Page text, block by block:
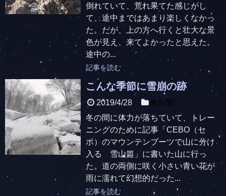
倒れていて、荒れ果てた感じがし
て、途中まではあまり楽しくなかっ
た。だが、上の方へ行くと壮大な景
色が見え、来てよかったと思えた。
途中の...
記事を読む
こんな季節に雪崩の跡
2019/4/28
未分類
冬の間に体力が落ちていて、トレー
ニングのために記事「CEBO（セ
ボ）のマウンテンブーツで山に分け
入る 雪山篇」に書いた山に行っ
た。道の両側に咲く小さい青い花が
雨に濡れて幻想的だった...
記事を読む